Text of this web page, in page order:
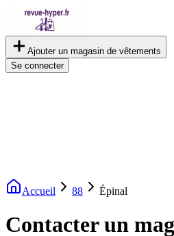
Ajouter un magasin de vêtements
Se connecter
Accueil 88 Épinal
Contacter un